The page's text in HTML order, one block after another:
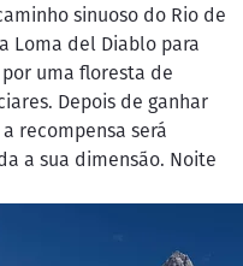
sinuoso do Rio de
Loma del Diablo para
uma floresta de
Depois de ganhar
recompensa será
a sua dimensão. Noite